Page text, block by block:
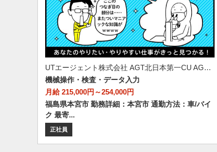
UTエージェント株式会社 AGT北日本第一CU AGT郡山エリア 恵向CL 《AABS1C》
機械操作・検査・データ入力
月給 215,000円～254,000円
福島県本宮市 勤務詳細：本宮市 通勤方法：車/バイ
ク 最寄...
正社員